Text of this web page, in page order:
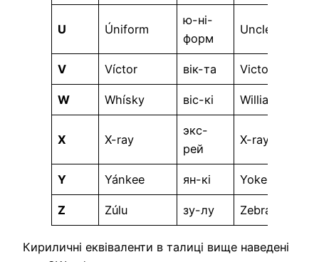
U Úniform
ю-ні-
форм
Uncle
V Víctor вік-та Victor
W Whísky віс-кі William
X X-ray
экс-
рей
X-ray
Y Yánkee ян-кі Yoke
Z Zúlu зу-лу Zebra
Кириличні еквіваленти в талиці вище наведені